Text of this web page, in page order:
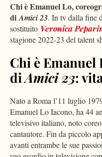
Chi è Emanuel Lo,
diAmici 23. In tv dalla fine
sostituito Veronica
stagione 2022-23 del talent
Chi è
diAmici 23:
Nato a Roma l’11 luglio
Emanuel Lo Iacono, ha 44
televisivo italiano, noto
cantautore. Fin da piccolo
avanti entrambe le sue